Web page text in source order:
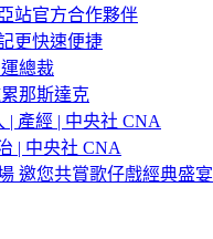
站官方合作夥伴
更快速便捷
總裁
那斯達克
產經 | 中央社 CNA
| 中央社 CNA
邀您共賞歌仔戲經典盛宴